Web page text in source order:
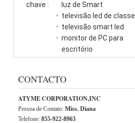
chave :
luz de Smart
televisão led de classe
televisão smart led
monitor de PC para
escritório
CONTACTO
ATYME CORPORATION,INC
Pessoa de Contato: Miss. Diana
Telefone: 855-922-8963